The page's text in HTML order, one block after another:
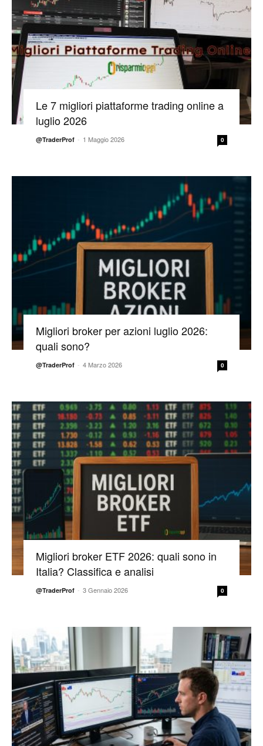
Le 7 migliori piattaforme trading online a
luglio 2026
@TraderProf - 1 Maggio 2026 0
Migliori broker per azioni luglio 2026:
quali sono?
@TraderProf - 4 Marzo 2026 0
Migliori broker ETF 2026: quali sono in
Italia? Classifica e analisi
@TraderProf - 3 Gennaio 2026 0